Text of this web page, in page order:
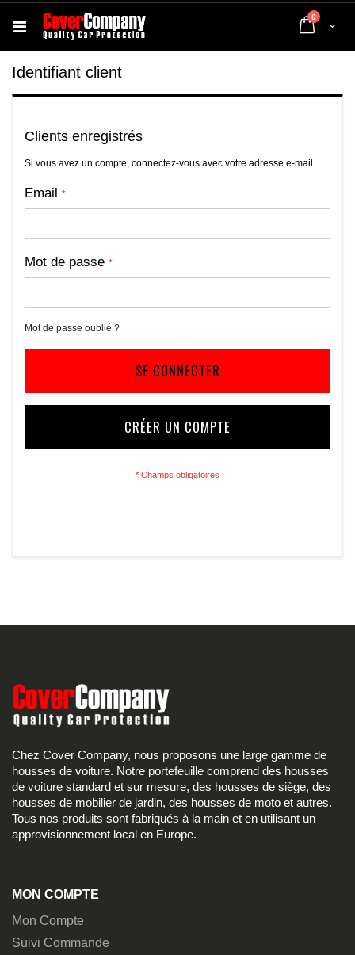
Cart
0 articles
Identifiant client
Clients enregistrés
Si vous avez un compte, connectez-vous avec votre adresse e-mail.
Email
Mot de passe
Mot de passe oublié ?
SE CONNECTER
CRÉER UN COMPTE
Chez Cover Company, nous proposons une large gamme de
housses de voiture. Notre portefeuille comprend des housses
de voiture standard et sur mesure, des housses de siège, des
housses de mobilier de jardin, des housses de moto et autres.
Tous nos produits sont fabriqués à la main et en utilisant un
approvisionnement local en Europe.
MON COMPTE
Mon Compte
Suivi Commande